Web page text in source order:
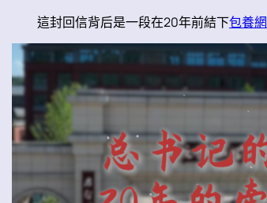
這封回信背后是一段在20年前結下包養網